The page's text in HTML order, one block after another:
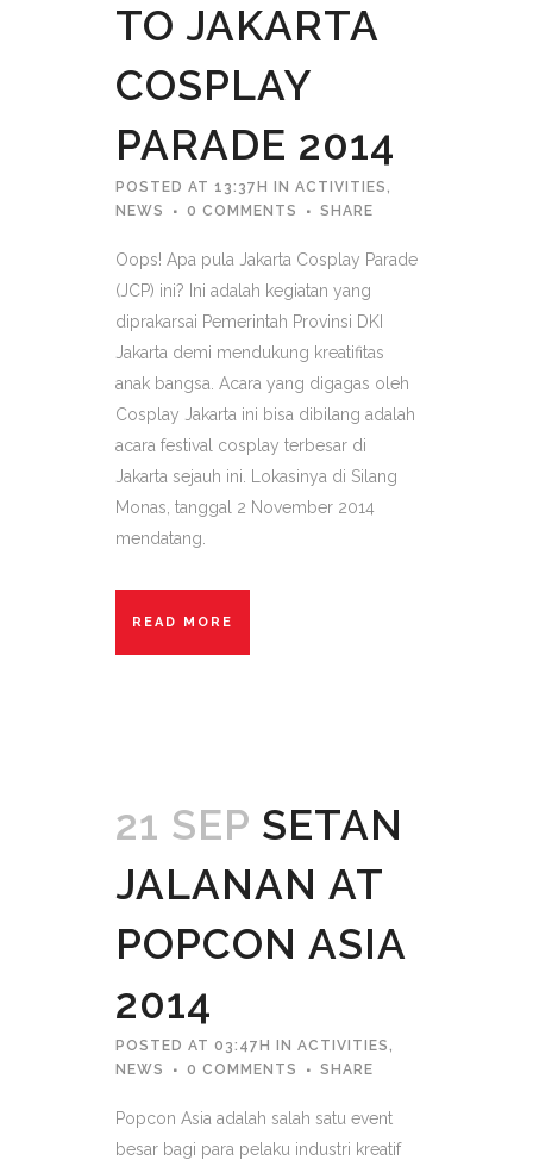
TO JAKARTA
COSPLAY
PARADE 2014
POSTED AT 13:37H IN ACTIVITIES,
NEWS
0 COMMENTS SHARE
Oops! Apa pula Jakarta Cosplay Parade
(JCP) ini? Ini adalah kegiatan yang
diprakarsai Pemerintah Provinsi DKI
Jakarta demi mendukung kreatifitas
anak bangsa. Acara yang digagas oleh
Cosplay Jakarta ini bisa dibilang adalah
acara festival cosplay terbesar di
Jakarta sejauh ini. Lokasinya di Silang
Monas, tanggal 2 November 2014
mendatang.
READ MORE
21 SEP SETAN
JALANAN AT
POPCON ASIA
2014
POSTED AT 03:47H IN ACTIVITIES,
NEWS
0 COMMENTS SHARE
Popcon Asia adalah salah satu event
besar bagi para pelaku industri kreatif